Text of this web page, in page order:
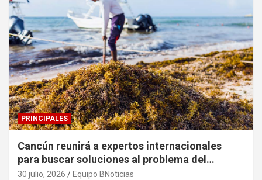
PRINCIPALES
Cancún reunirá a expertos internacionales
para buscar soluciones al problema del
sargazo
30 julio, 2026 Equipo BNoticias